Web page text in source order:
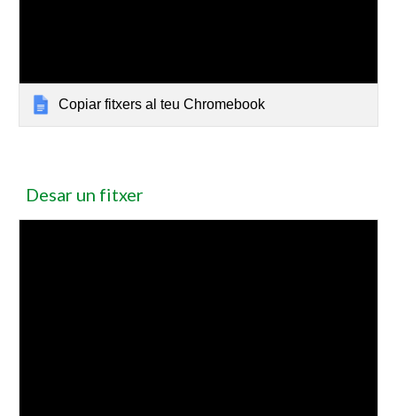
Copiar fitxers al teu Chromebook
Desar un fitxer